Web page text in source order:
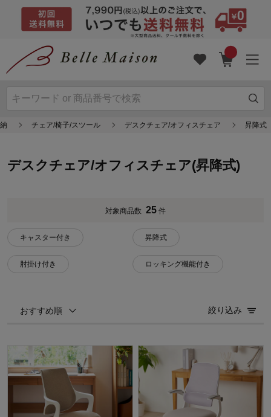
チェア/椅子/スツール デスクチェア/オフィスチェア 昇降式
デスクチェア/オフィスチェア(昇降式)
対象商品数 25 件
キャスター付き
肘掛け付き
昇降式
ロッキング機能付き
おすすめ順 絞り込み